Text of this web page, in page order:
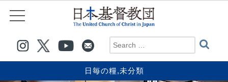
日毎の糧,未分類